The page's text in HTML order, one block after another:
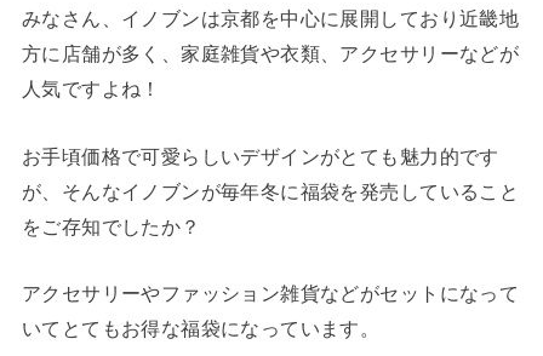
みなさん、イノブンは京都を中心に展開しており近畿地
方に店舗が多く、家庭雑貨や衣類、アクセサリーなどが
人気ですよね！
お手頃価格で可愛らしいデザインがとても魅力的です
が、そんなイノブンが毎年冬に福袋を発売していること
をご存知でしたか？
アクセサリーやファッション雑貨などがセットになって
いてとてもお得な福袋になっています。